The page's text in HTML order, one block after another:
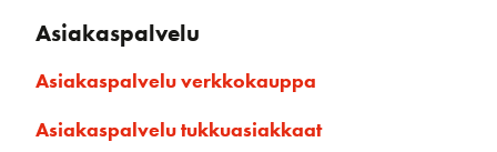
Asiakaspalvelu
Asiakaspalvelu verkkokauppa
Asiakaspalvelu tukkuasiakkaat